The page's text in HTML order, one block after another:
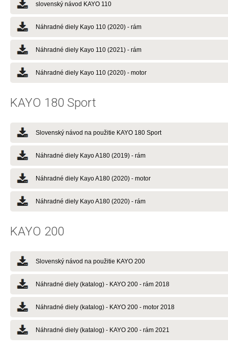
slovenský návod KAYO 110
Náhradné diely Kayo 110 (2020) - rám
Náhradné diely Kayo 110 (2021) - rám
Náhradné diely Kayo 110 (2020) - motor
KAYO 180 Sport
Slovenský návod na použitie KAYO 180 Sport
Náhradné diely Kayo A180 (2019) - rám
Náhradné diely Kayo A180 (2020) - motor
Náhradné diely Kayo A180 (2020) - rám
KAYO 200
Slovenský návod na použitie KAYO 200
Náhradné diely (katalog) - KAYO 200 - rám 2018
Náhradné diely (katalog) - KAYO 200 - motor 2018
Náhradné diely (katalog) - KAYO 200 - rám 2021